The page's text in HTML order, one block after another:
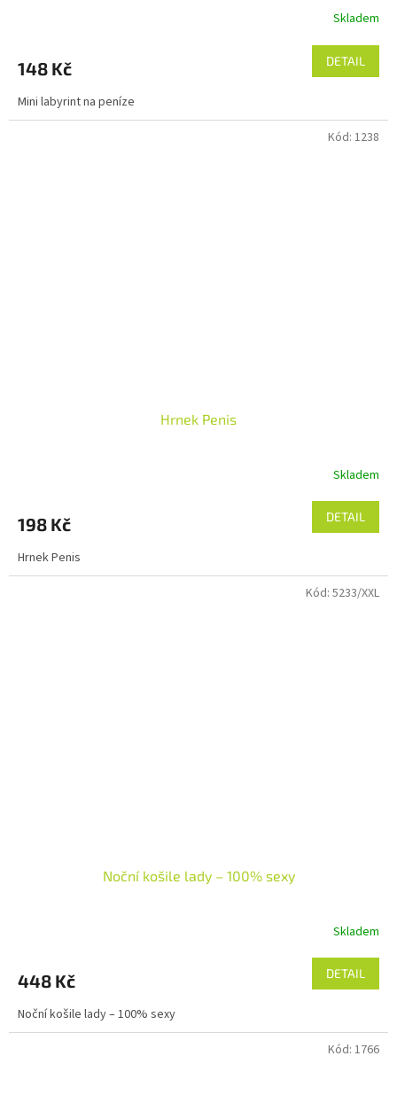
Skladem
148 Kč DETAIL
Mini labyrint na peníze
Hrnek Penis
Skladem
198 Kč DETAIL
Hrnek Penis
Kód: 1238
Noční košile lady – 100% sexy
Skladem
448 Kč DETAIL
Noční košile lady – 100% sexy
Kód: 5233/XXL
Kód: 1766